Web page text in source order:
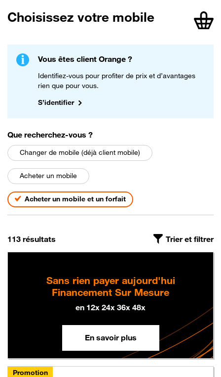
Choisissez votre mobile
Vous êtes client Orange ?
Identifiez-vous pour profiter de prix et d’avantages
rien que pour vous.
S’identifier
Que recherchez-vous parmi les choix suivants
?
Changer de mobile (déjà client mobile)
Acheter un mobile
Acheter un mobile et un forfait
On a trouvé
113 résultats Trier et filtrer
Sans rien payer aujourd'hui
Financement Sur Mesure
en 12x 24x 36x 48x
En savoir plus
Promotion